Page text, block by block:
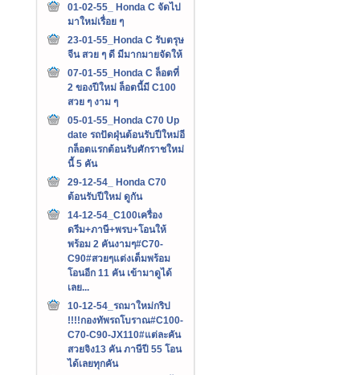
01-02-55_ Honda C จัดไป
มาใหม่เรื่อย ๆ
23-01-55_Honda C รับตรุษ
จีน สวย ๆ ดี มีมากมายจัดให้
07-01-55_Honda C ล็อตที่
2 ของปีใหม่ ล็อตนี้มี C100
สวย ๆ งาม ๆ
05-01-55_Honda C70 Up
date รถปัดฝุ่นต้อนรับปีใหม่อี
กล็อตแรกต้อนรับศักราชใหม่
นี้ 5 คัน
29-12-54_ Honda C70
ต้อนรับปีใหม่ ดูกัน
14-12-54_C100เครื่อง
ดรีม+ภาษี+พรบ+โอนให้
พร้อม 2 คันงามๆ#C70-
C90#สวยๆแต่งเต็มพร้อม
โอนอีก 11 คัน เข้ามาดูได้
เลย...
10-12-54_รถมาใหม่กริป
!!!!กองทัพรถโบราณ#C100-
C70-C90-JX110#แต่ละคัน
สวยจิง13 คัน ภาษีปี 55 โอน
ได้เลยทุกคัน